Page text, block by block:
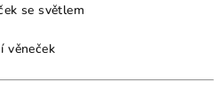
se světlem
věneček